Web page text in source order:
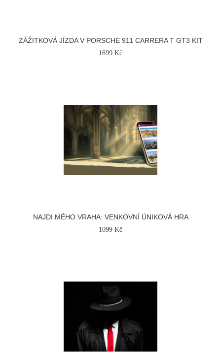
ZÁŽITKOVÁ JÍZDA V PORSCHE 911 CARRERA T GT3 KIT
1699 Kč
NAJDI MÉHO VRAHA: VENKOVNÍ ÚNIKOVÁ HRA
1099 Kč